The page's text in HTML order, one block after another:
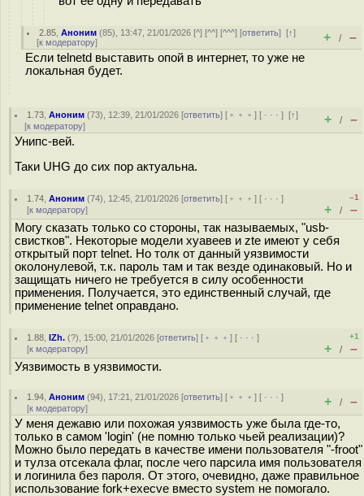
2.85 ,Аноним (85), 13:47, 21/01/2026 [^] [^^] [^^^] [ответить][↑]
[к модератору] + / –
Если telnetd выставить опой в интернет, то уже не
локальная будет.
1.73 ,Аноним (73), 12:39, 21/01/2026 [ответить] [ ﹢﹢﹢] [ · · ·][↑]
[к модератору] + / –
Унипс-вей.
Таки UHG до сих пор актуальна.
1.74 ,Аноним (74), 12:45, 21/01/2026 [ответить] [ ﹢﹢﹢] [ · · ·]
[к модератору]
–1
+ / –
Могу сказать только со стороны, так называемых, "usb-
свистков". Некоторые модели хуавеев и zte имеют у себя
открытый порт telnet. Но толк от данный уязвимости
околонулевой, т.к. пароль там и так везде одинаковый. Но и
защищать ничего не требуется в силу особенности
применения. Получается, это единственный случай, где
применение telnet оправдано.
1.88 ,IZh. (?), 15:00, 21/01/2026 [ответить] [ ﹢﹢﹢] [ · · ·]
[к модератору]
+1
+ / –
Уязвимость в уязвимости.
1.94 ,Аноним (94), 17:21, 21/01/2026 [ответить] [ ﹢﹢﹢] [ · · ·]
[к модератору] + / –
У меня дежавю или похожая уязвимость уже была где-то,
только в самом 'login' (не помню только чьей реализации)?
Можно было передать в качестве имени пользователя "-froot"
и тулза отсекала флаг, после чего парсила имя пользователя
и логинила без пароля. От этого, очевидно, даже правильное
использование fork+execve вместо system не помогало.